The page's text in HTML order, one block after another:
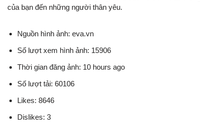
của bạn đến những người thân yêu.
Nguồn hình ảnh: eva.vn
Số lượt xem hình ảnh: 15906
Thời gian đăng ảnh: 10 hours ago
Số lượt tải: 60106
Likes: 8646
Dislikes: 3